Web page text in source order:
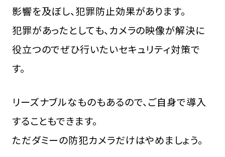
影響を及ぼし、犯罪防止効果があります。
犯罪があったとしても、カメラの映像が解決に
役立つのでぜひ行いたいセキュリティ対策で
す。
リーズナブルなものもあるので、ご自身で導入
することもできます。
ただダミーの防犯カメラだけはやめましょう。